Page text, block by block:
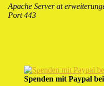
Spenden mit Paypal